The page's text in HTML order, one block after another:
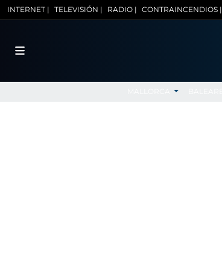
INTERNET | TELEVISIÓN | RADIO | CONTRAINCENDIOS |